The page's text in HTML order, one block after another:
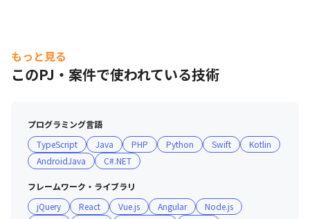
もっと見る
このPJ・案件で使われている技術
プログラミング言語
TypeScript
Java PHP Python Swift
Kotlin
AndroidJava
C#.NET
フレームワーク・ライブラリ
jQuery
React Vue.js Angular
Node.js